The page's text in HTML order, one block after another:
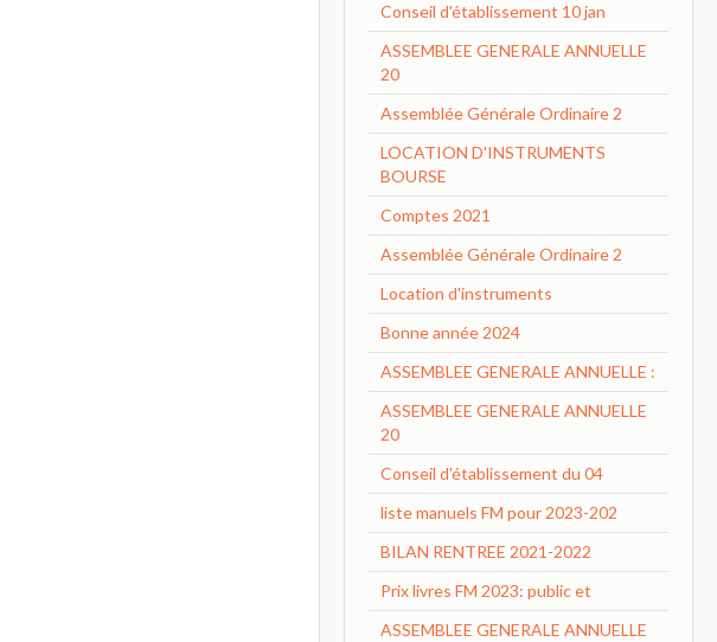
Conseil d'établissement 10 jan
ASSEMBLEE GENERALE ANNUELLE
20
Assemblée Générale Ordinaire 2
LOCATION D'INSTRUMENTS
BOURSE
Comptes 2021
Assemblée Générale Ordinaire 2
Location d'instruments
Bonne année 2024
ASSEMBLEE GENERALE ANNUELLE :
ASSEMBLEE GENERALE ANNUELLE
20
Conseil d'établissement du 04
liste manuels FM pour 2023-202
BILAN RENTREE 2021-2022
Prix livres FM 2023: public et
ASSEMBLEE GENERALE ANNUELLE